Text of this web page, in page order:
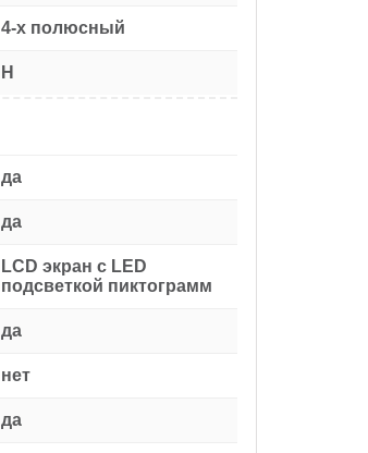
4-х полюсный
H
да
да
LCD экран с LED
подсветкой пиктограмм
да
нет
да